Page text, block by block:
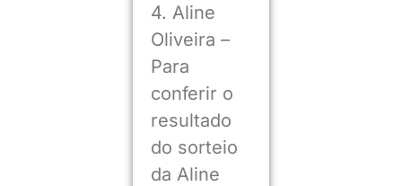
4. Aline
Oliveira –
Para
conferir o
resultado
do sorteio
da Aline